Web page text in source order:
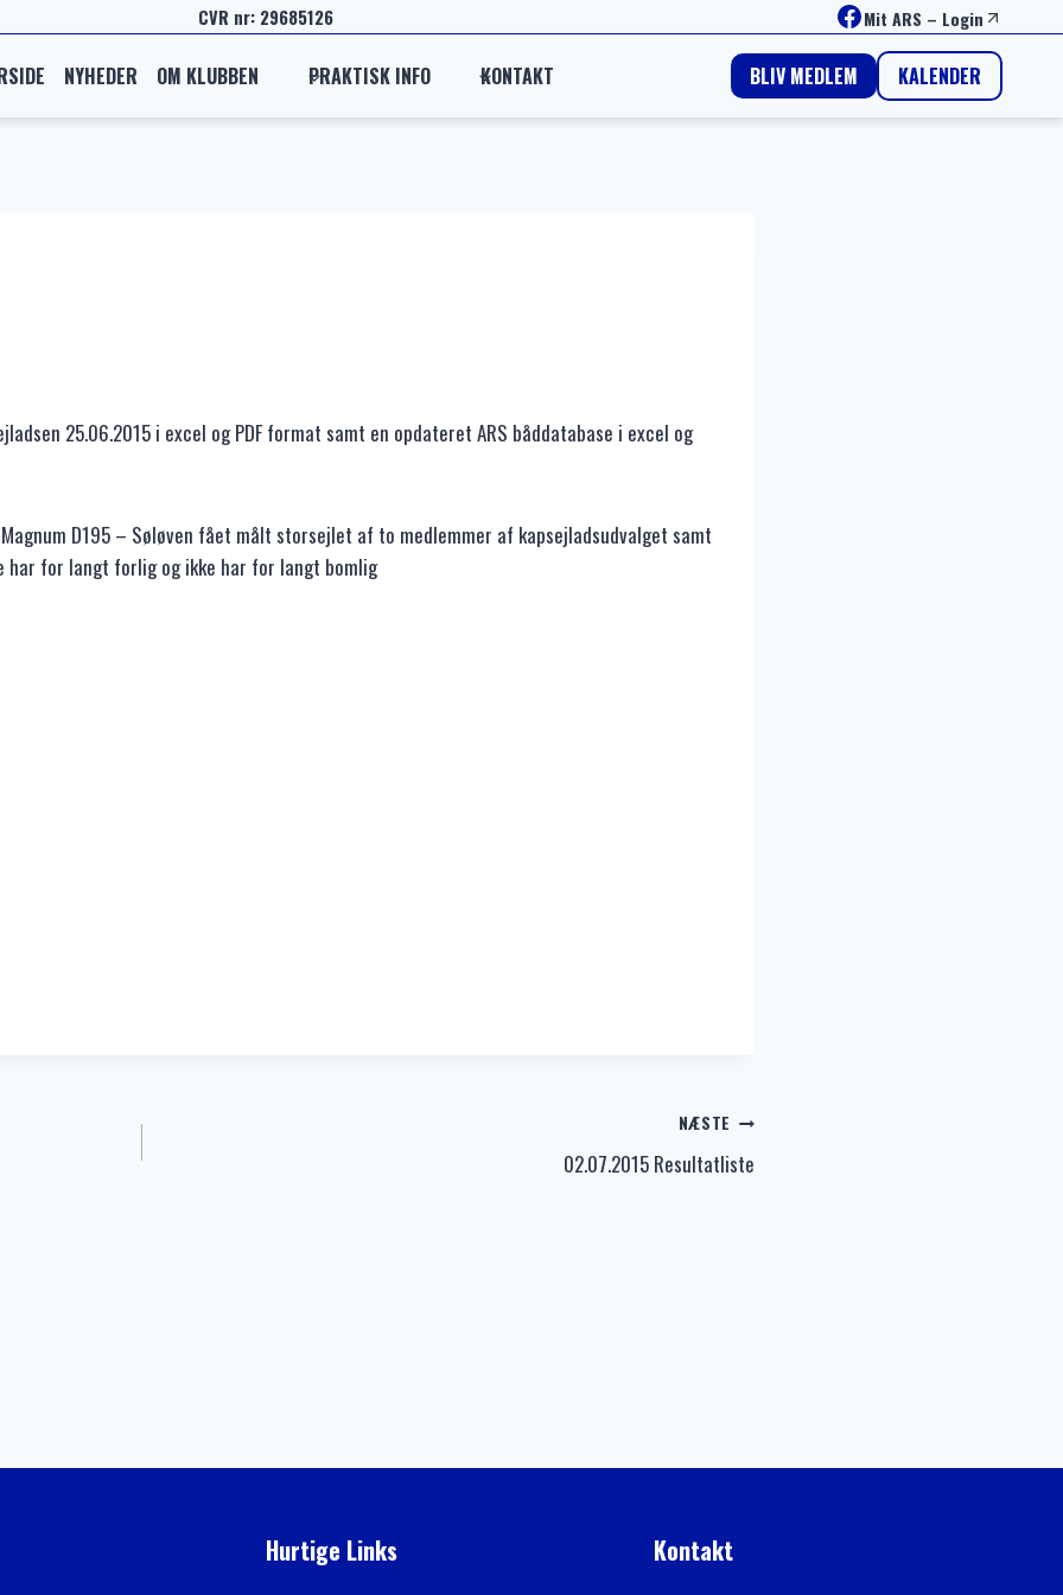
CVR nr: 29685126 Facebook
Mit ARS – Login
NYHEDER OM KLUBBEN PRAKTISK INFO KONTAKT BLIV MEDLEM KALENDER
25.06.2015 i excel og PDF format samt en opdateret ARS båddatabase i excel og
D195 – Søløven fået målt storsejlet af to medlemmer af kapsejladsudvalget samt
har for langt forlig og ikke har for langt bomlig
NÆSTE
02.07.2015 Resultatliste
Hurtige Links Kontakt